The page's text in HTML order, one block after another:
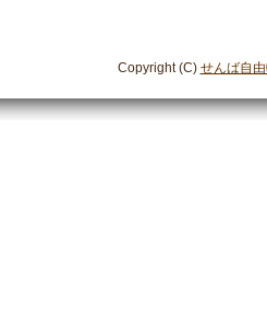
Copyright (C) せんば自